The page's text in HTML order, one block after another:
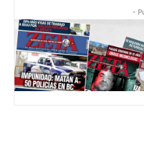
-